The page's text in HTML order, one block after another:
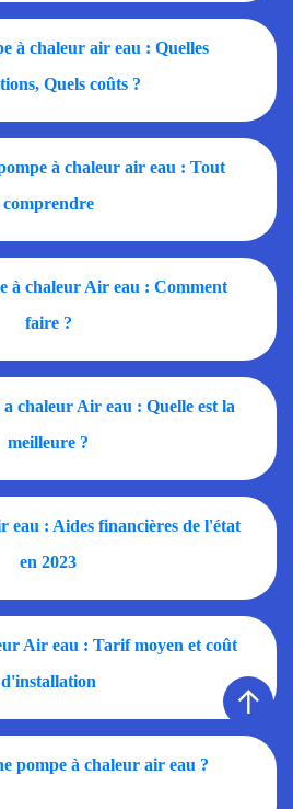
à chaleur air eau : Quelles
Quels coûts ?
à chaleur air eau : Tout
comprendre
à chaleur Air eau : Comment
faire ?
chaleur Air eau : Quelle est la
meilleure ?
eau : Aides financières de l'état
en 2023
Air eau : Tarif moyen et coût
d'installation
pompe à chaleur air eau ?
↑